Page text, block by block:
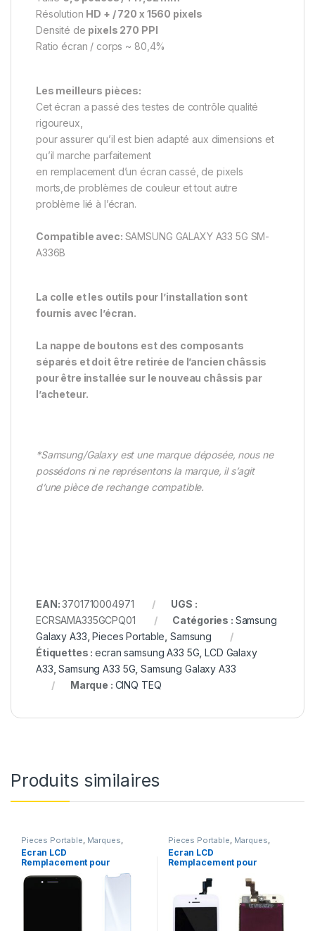
Résolution HD + / 720 x 1560 pixels
Densité de pixels 270 PPI
Ratio écran / corps ~ 80,4%
Les meilleurs pièces:
Cet écran a passé des testes de contrôle qualité
rigoureux,
pour assurer qu’il est bien adapté aux dimensions et
qu’il marche parfaitement
en remplacement d’un écran cassé, de pixels
morts,de problèmes de couleur et tout autre
problème lié à l’écran.
Compatible avec: SAMSUNG GALAXY A33 5G SM-
A336B
La colle et les outils pour l’installation sont
fournis avec l’écran.
La nappe de boutons est des composants
séparés et doit être retirée de l’ancien châssis
pour être installée sur le nouveau châssis par
l’acheteur.
*Samsung/Galaxy est une marque déposée, nous ne
possédons ni ne représentons la marque, il s’agit
d’une pièce de rechange compatible.
EAN:3701710004971
UGS :
ECRSAMA335GCPQ01
Catégories : Samsung
Galaxy A33 ,Pieces Portable Samsung
Étiquettes :ecran samsung A33 5G ,LCD Galaxy
A33 ,Samsung A33 5G ,Samsung Galaxy A33
Marque : CINQ TEQ
Produits similaires
Pieces Portable Marques
Apple iPhone 7 Plus
Ecran LCD
Remplacement pour
+Verre Trempe +Kit
Pieces Portable Marques
Apple iPhone 5s
Ecran LCD
Remplacement pour
tactile + Outils